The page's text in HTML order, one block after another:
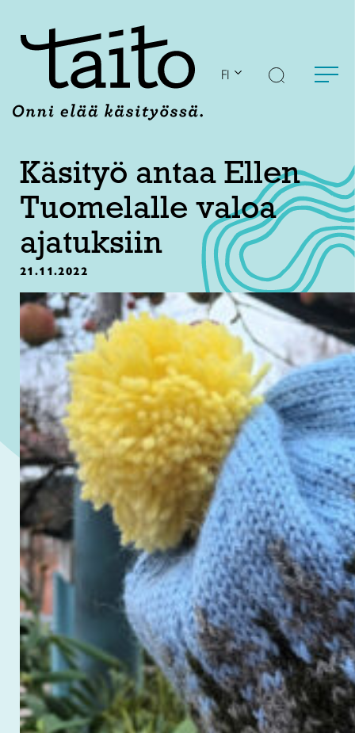
FI
Käsityö antaa Ellen
Tuomelalle valoa
ajatuksiin
21.11.2022